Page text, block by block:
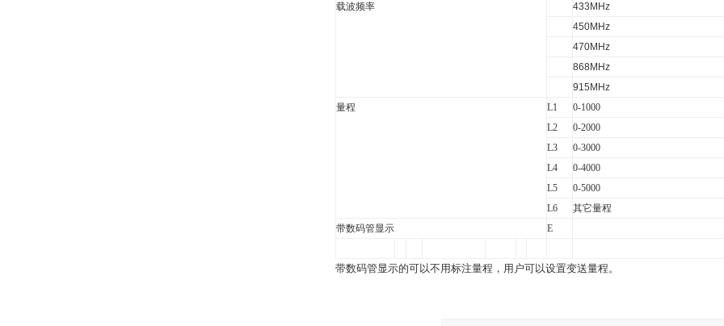
载波频率
433MHz
450MHz
470MHz
868MHz
915MHz
量程
L1
0-1000
L2
0-2000
L3
0-3000
L4
0-4000
L5
0-5000
L6
其它量程
带数码管显示
E
带数码管显示的可以不用标注量程，用户可以设置变送量程。